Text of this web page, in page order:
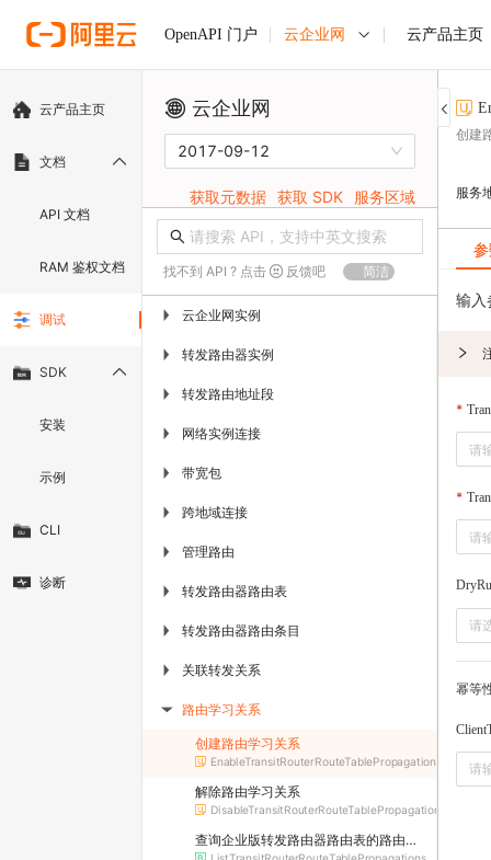
OpenAPI 门户 云企业网 云产品主页
云产品主页
文档
API 文档
RAM 鉴权文档
调试
SDK
安装
示例
CLI
诊断
云企业网
2017-09-12
获取元数据 获取 SDK 服务区域
找不到 API ? 点击 反馈吧 简洁
▶ 云企业网实例
▶ 转发路由器实例
▶ 转发路由地址段
▶ 网络实例连接
▶ 带宽包
▶ 跨地域连接
▶ 管理路由
▶ 转发路由器路由表
▶ 转发路由器路由条目
▶ 关联转发关系
▶ 路由学习关系
创建路由学习关系
EnableTransitRouterRouteTablePropagation
解除路由学习关系
DisableTransitRouterRouteTablePropagation
查询企业版转发路由器路由表的路由学习关系
创建
服务
输入
请
幂等